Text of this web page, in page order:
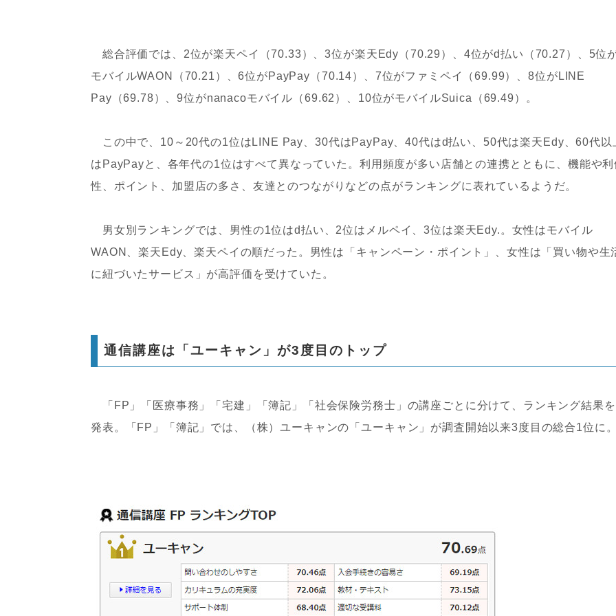
総合評価では、2位が楽天ペイ（70.33）、3位が楽天Edy（70.29）、4位がd払い（70.27）、5位
モバイルWAON（70.21）、6位がPayPay（70.14）、7位がファミペイ（69.99）、8位がLINE
Pay（69.78）、9位がnanacoモバイル（69.62）、10位がモバイルSuica（69.49）。
この中で、10～20代の1位はLINE Pay、30代はPayPay、40代はd払い、50代は楽天Edy、60代以
はPayPayと、各年代の1位はすべて異なっていた。利用頻度が多い店舗との連携とともに、機能や利
性、ポイント、加盟店の多さ、友達とのつながりなどの点がランキングに表れているようだ。
男女別ランキングでは、男性の1位はd払い、2位はメルペイ、3位は楽天Edy.。女性はモバイル
WAON、楽天Edy、楽天ペイの順だった。男性は「キャンペーン・ポイント」、女性は「買い物や生
に紐づいたサービス」が高評価を受けていた。
通信講座は「ユーキャン」が3度目のトップ
「FP」「医療事務」「宅建」「簿記」「社会保険労務士」の講座ごとに分けて、ランキング結果を
発表。「FP」「簿記」では、（株）ユーキャンの「ユーキャン」が調査開始以来3度目の総合1位に。